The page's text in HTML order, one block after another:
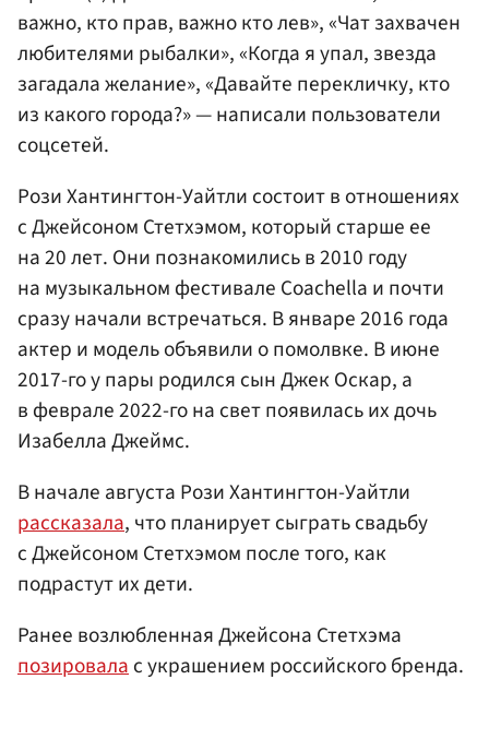
важно, кто прав, важно кто лев», «Чат захвачен
любителями рыбалки», «Когда я упал, звезда
загадала желание», «Давайте перекличку, кто
из какого города?» — написали пользователи
соцсетей.
Рози Хантингтон-Уайтли состоит в отношениях
с Джейсоном Стетхэмом, который старше ее
на 20 лет. Они познакомились в 2010 году
на музыкальном фестивале Coachella и почти
сразу начали встречаться. В январе 2016 года
актер и модель объявили о помолвке. В июне
2017-го у пары родился сын Джек Оскар, а
в феврале 2022-го на свет появилась их дочь
Изабелла Джеймс.
В начале августа Рози Хантингтон-Уайтли
рассказала, что планирует сыграть свадьбу
с Джейсоном Стетхэмом после того, как
подрастут их дети.
Ранее возлюбленная Джейсона Стетхэма
позировалас украшением российского бренда.